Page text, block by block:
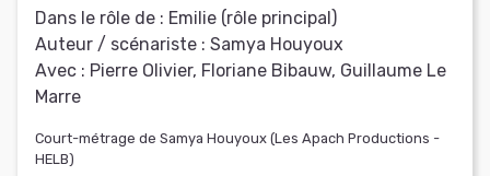
Dans le rôle de : Emilie (rôle principal)
Auteur / scénariste : Samya Houyoux
Avec : Pierre Olivier, Floriane Bibauw, Guillaume Le
Marre
Court-métrage de Samya Houyoux (Les Apach Productions -
HELB)